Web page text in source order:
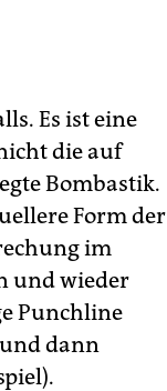
Es ist eine
die auf
Bombastik.
Form der
im
und wieder
Punchline
dann